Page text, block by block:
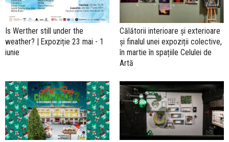
Is Werther still under the
weather? | Expoziție 23 mai - 1
iunie
Călătorii interioare și exterioare
și finalul unei expoziții colective,
în martie în spațiile Celulei de
Artă